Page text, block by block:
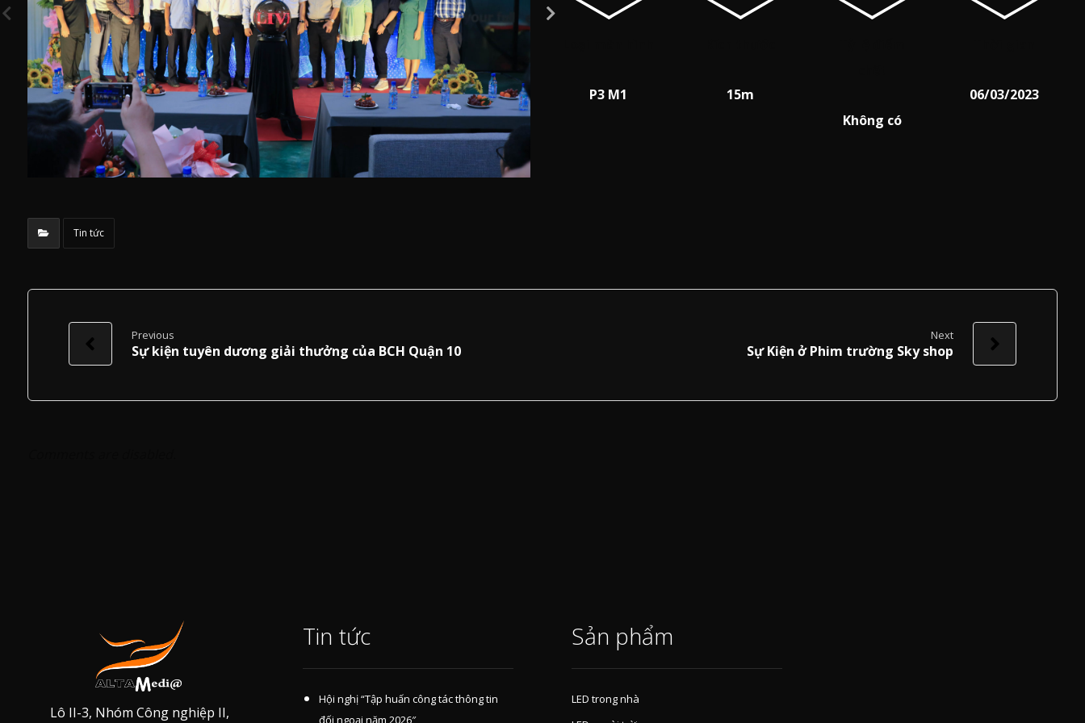
P3 M1 15m
Không có
06/03/2023
Tin tức
Previous
Sự kiện tuyên dương giải thưởng của BCH Quận 10
Next
Sự Kiện ở Phim trường Sky shop
Lô II-3, Nhóm Công nghiệp II,
Tin tức
Hội nghị “Tập huấn công tác thông tin
đối ngoại năm 2026″
Sản phẩm
LED trong nhà